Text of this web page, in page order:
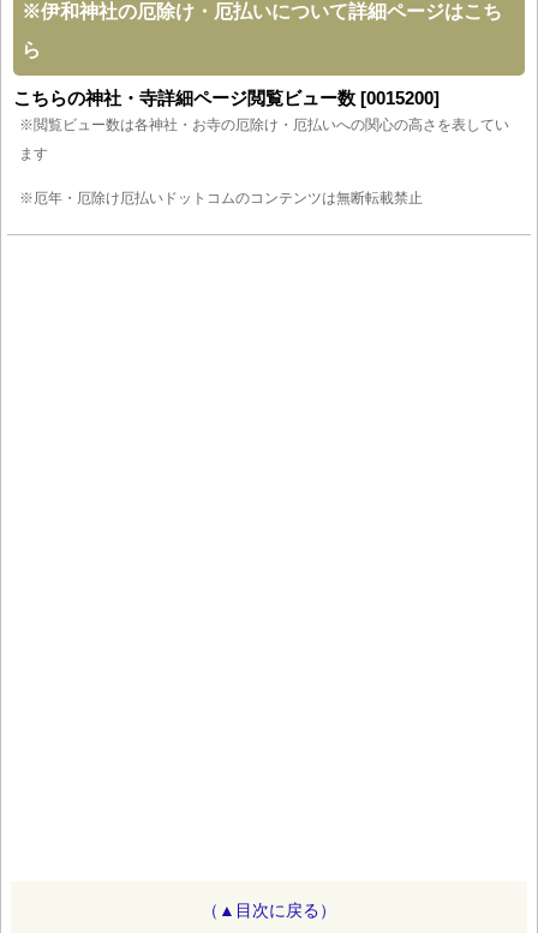
※伊和神社の厄除け・厄払いについて詳細ページはこち
ら
こちらの神社・寺詳細ページ閲覧ビュー数 [0015200]
※閲覧ビュー数は各神社・お寺の厄除け・厄払いへの関心の高さを表してい
ます
※厄年・厄除け厄払いドットコムのコンテンツは無断転載禁止
（▲目次に戻る）